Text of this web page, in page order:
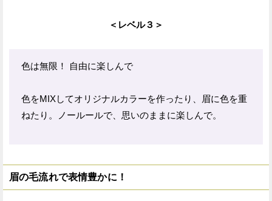
＜レベル３＞
色は無限！ 自由に楽しんで
色をMIXしてオリジナルカラーを作ったり、眉に色を重
ねたり。ノールールで、思いのままに楽しんで。
眉の毛流れで表情豊かに！